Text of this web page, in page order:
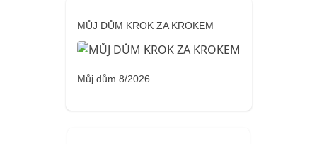
MŮJ DŮM KROK ZA KROKEM
Můj dům 8/2026